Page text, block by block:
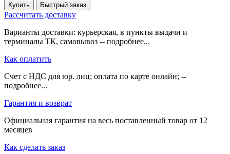
Купить
Быстрый заказ
Рассчитать доставку
Варианты доставки: курьерская, в пункты выдачи и
терминалы ТК, самовывоз -- подробнее...
Как оплатить
Счет с НДС для юр. лиц; оплата по карте онлайн; --
подробнее...
Гарантия и возврат
Официальная гарантия на весь поставленный товар от 12
месяцев
Как сделать заказ